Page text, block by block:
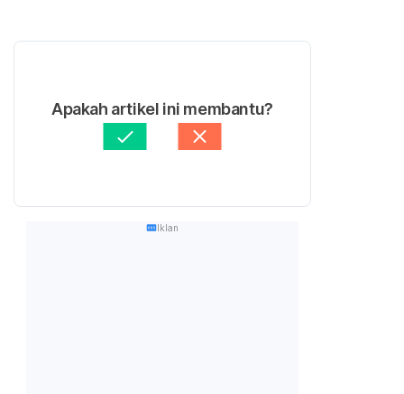
Apakah artikel ini membantu?
Iklan